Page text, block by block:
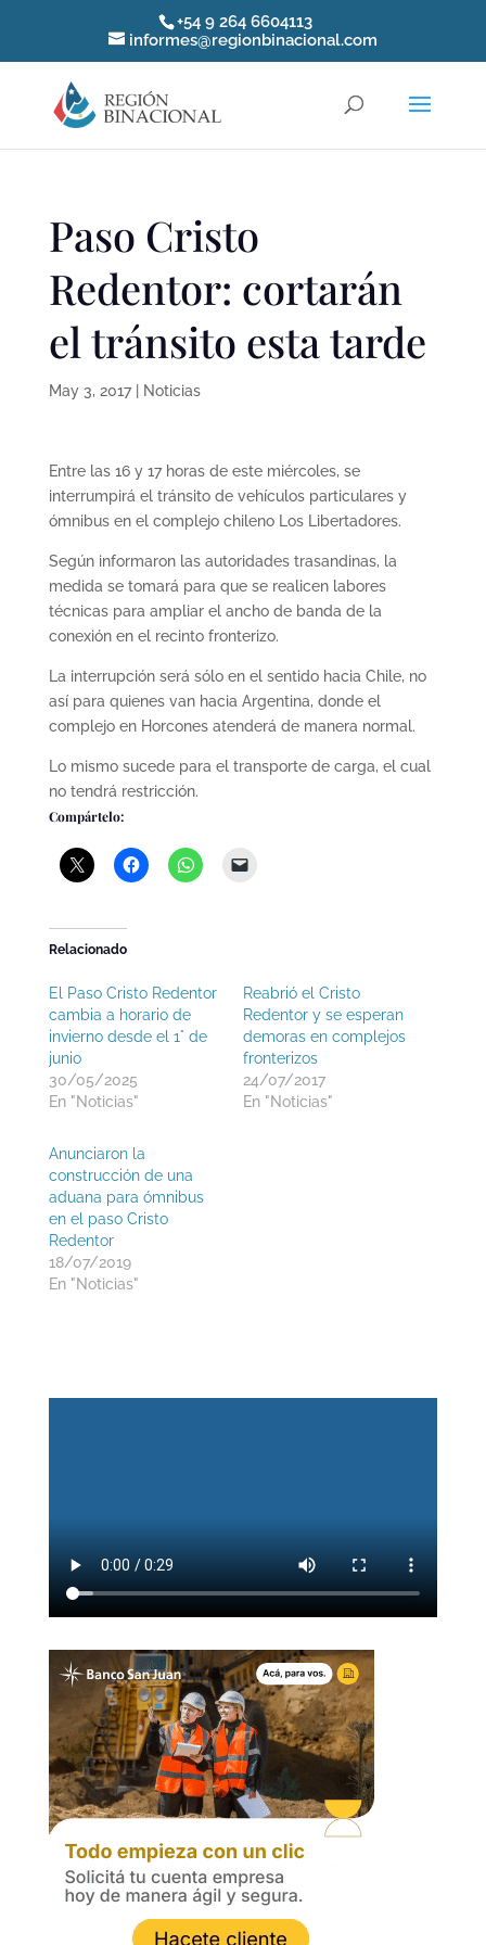
+54 9 264 6604113
informes@regionbinacional.com
Paso Cristo
Redentor: cortarán
el tránsito esta tarde
May 3, 2017| Noticias
Entre las 16 y 17 horas de este miércoles, se
interrumpirá el tránsito de vehículos particulares y
ómnibus en el complejo chileno Los Libertadores.
Según informaron las autoridades trasandinas, la
medida se tomará para que se realicen labores
técnicas para ampliar el ancho de banda de la
conexión en el recinto fronterizo.
La interrupción será sólo en el sentido hacia Chile, no
así para quienes van hacia Argentina, donde el
complejo en Horcones atenderá de manera normal.
Lo mismo sucede para el transporte de carga, el cual
no tendrá restricción.
Compártelo:
Relacionado
El Paso Cristo Redentor
cambia a horario de
invierno desde el 1° de
junio
30/05/2025
En "Noticias"
Reabrió el Cristo
Redentor y se esperan
demoras en complejos
fronterizos
24/07/2017
En "Noticias"
Anunciaron la
construcción de una
aduana para ómnibus
en el paso Cristo
Redentor
18/07/2019
En "Noticias"